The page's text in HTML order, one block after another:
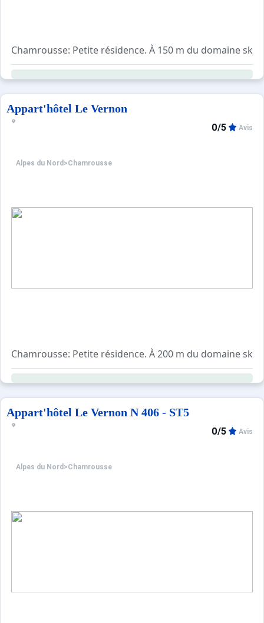
Chamrousse: Petite résidence. À 150 m du domaine
Appart'hôtel Le Vernon
Alpes du Nord >Chamrousse
0/5 Avis
Chamrousse: Petite résidence. À 200 m du domaine
Appart'hôtel Le Vernon N 406 - ST5
Alpes du Nord >Chamrousse
0/5 Avis